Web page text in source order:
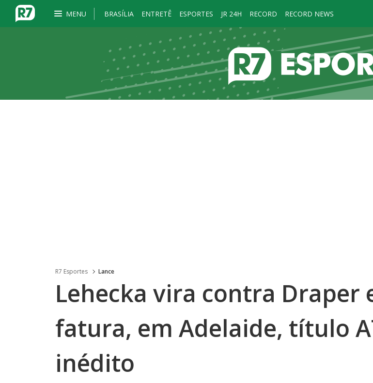
MENU BRASÍLIA ENTRETÊ ESPORTES JR 24H RECORD RECORD NEWS
R7 Esportes Lance
Lehecka vira contra Draper
fatura, em Adelaide, título
inédito